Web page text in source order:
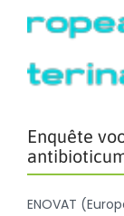
Enquête
ENOVAT